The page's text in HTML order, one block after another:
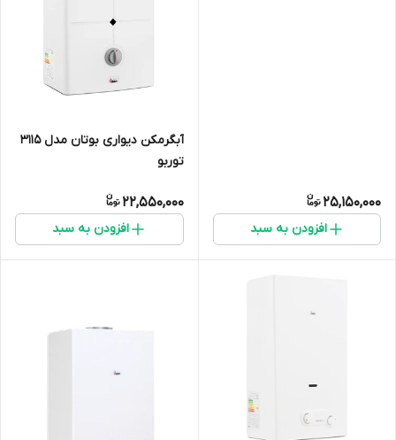
25,150,000
افزودن به سبد
آبگرمکن دیواری بوتان مدل ۳۱۱۵
توربو
22,550,000
افزودن به سبد